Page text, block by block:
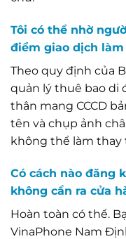
Tôi có thể nhờ
điểm giao dịch
Theo quy định của
quản lý thuê bao di
thân mang CCCD
tên và chụp ảnh
không thể làm thay
Có cách nào đăng
không cần ra cửa
Hoàn toàn có thể.
VinaPhone Nam